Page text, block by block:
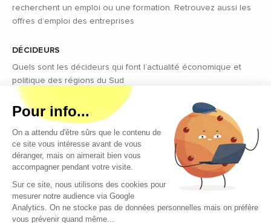
recherchent un emploi ou une formation. Retrouvez aussi les
offres d’emploi des entreprises
DÉCIDEURS
Quels sont les décideurs qui font l’actualité économique et
politique des régions du Sud
Copyright © 2026 - Tous droits réservés
Qui sommes-nous ?
Contact